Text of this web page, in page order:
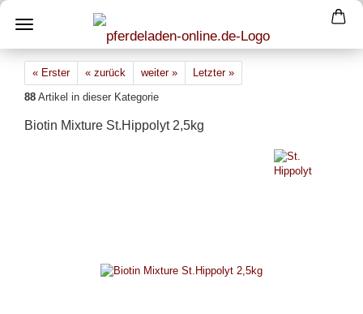
« Erster « zurück weiter »
Letzter »
88 Artikel in dieser Kategorie
Biotin Mixture St.Hippolyt 2,5kg